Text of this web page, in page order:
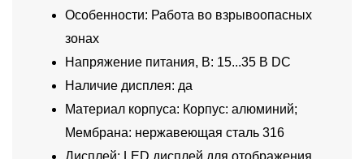
Особенности: Работа во взрывоопасных
зонах
Напряжение питания, В: 15...35 В DC
Наличие дисплея: да
Материал корпуса: Корпус: алюминий;
Мембрана: нержавеющая сталь 316